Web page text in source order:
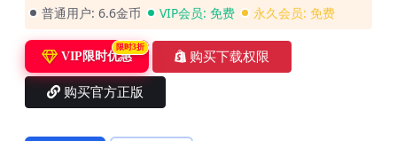
普通用户: 6.6金币 VIP会员: 免费 永久会员: 免费
VIP限时优惠
限时3折
购买下载权限
购买官方正版